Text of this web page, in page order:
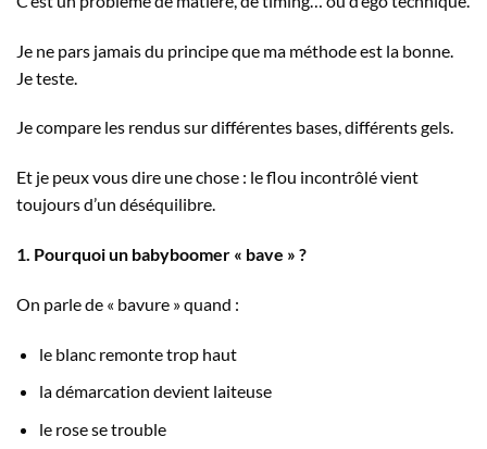
Je ne pars jamais du principe que ma méthode est la bonne.
Je teste.
Je compare les rendus sur différentes bases, différents gels.
Et je peux vous dire une chose : le flou incontrôlé vient
toujours d’un déséquilibre.
1. Pourquoi un babyboomer « bave » ?
On parle de « bavure » quand :
le blanc remonte trop haut
la démarcation devient laiteuse
le rose se trouble